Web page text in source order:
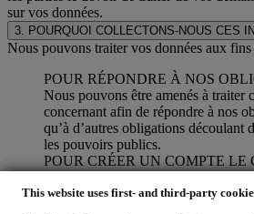
This website uses first- and third-party
sur vos données.
3. POURQUOI COLLECTONS-NOUS CES
Nous pouvons traiter vos données aux fins
POUR RÉPONDRE À NOS
Nous pouvons être amenés à traiter
concernant afin de répondre à nos
qu’à d’autres obligations découlant
les pouvoirs publics.
POUR CRÉER UN COMPTE LE
Creuset, qui vous donnera accès à